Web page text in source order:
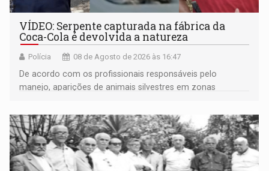
VÍDEO: Serpente capturada na fábrica da
Coca-Cola é devolvida a natureza
Polícia 08 de Agosto de 2026 às 16:47
De acordo com os profissionais responsáveis pelo
manejo, aparições de animais silvestres em zonas